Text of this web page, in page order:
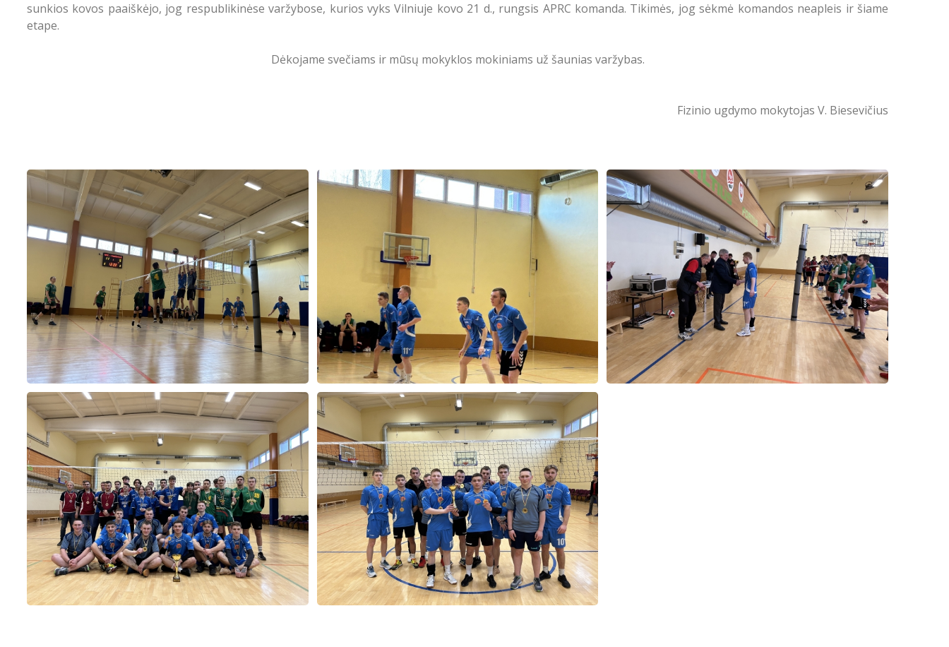
sunkios kovos paaiškėjo, jog respublikinėse varžybose, kurios vyks Vilniuje kovo 21 d., rungsis APRC komanda. Tikimės, jog sėkmė komandos neapleis ir šiame
etape.
Dėkojame svečiams ir mūsų mokyklos mokiniams už šaunias varžybas.
Fizinio ugdymo mokytojas V. Biesevičius